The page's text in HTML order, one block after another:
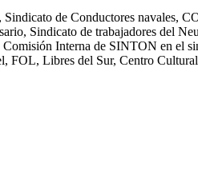
de Conductores navales,
Sindicato de trabajadores del
Interna de SINTON en el
FOL, Libres del Sur, Centro